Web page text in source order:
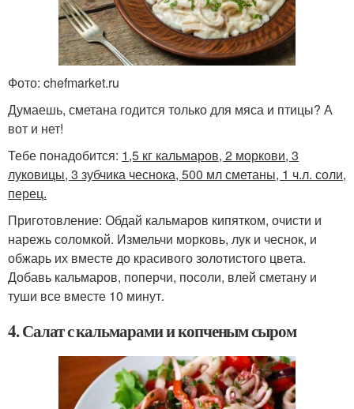
Фото: chefmarket.ru
Думаешь, сметана годится только для мяса и птицы? А
вот и нет!
Тебе понадобится: 1,5 кг кальмаров, 2 моркови, 3
луковицы, 3 зубчика чеснока, 500 мл сметаны, 1 ч.л. соли,
перец.
Приготовление: Обдай кальмаров кипятком, очисти и
нарежь соломкой. Измельчи морковь, лук и чеснок, и
обжарь их вместе до красивого золотистого цвета.
Добавь кальмаров, поперчи, посоли, влей сметану и
туши все вместе 10 минут.
4. Салат с кальмарами и копченым сыром